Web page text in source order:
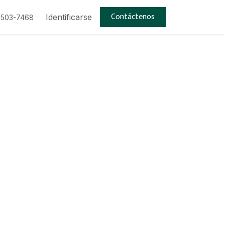
Trabajos
7468 Identificarse Contáctenos